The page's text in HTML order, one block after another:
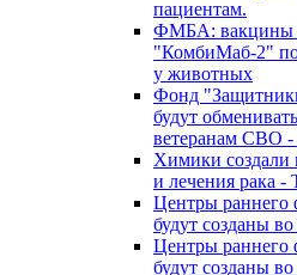
пациентам.
ФМБА: вакцины
"КомбиМаб-2"
у животных
Фонд
будут
ветеранам СВО
Химики создали
и лечения рака
Центры раннего
будут созданы
Центры раннего
будут созданы